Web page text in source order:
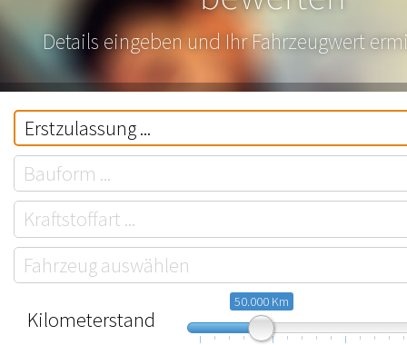
Details eingeben und Ihr Fahrzeugwert
Kilometerstand
50.000 Km